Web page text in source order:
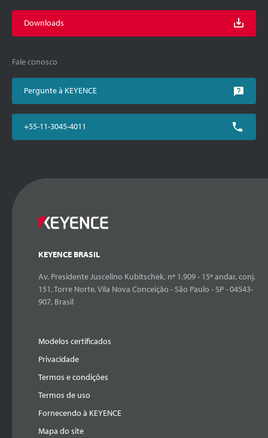
Downloads
Fale conosco
Pergunte à KEYENCE
+55-11-3045-4011
KEYENCE BRASIL
Av. Presidente Juscelino Kubitschek, nº 1.909 - 15º andar, conj.
151, Torre Norte, Vila Nova Conceição - São Paulo - SP - 04543-
907, Brasil
Modelos certificados
Privacidade
Termos e condições
Termos de uso
Fornecendo à KEYENCE
Mapa do site